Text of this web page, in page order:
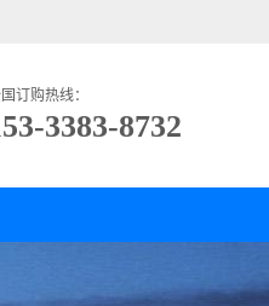
订购热线：
3383-8732